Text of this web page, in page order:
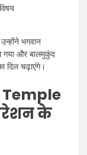
भगवान
गया और बालमुकुंद
दिल चढ़ाएंगे।
के